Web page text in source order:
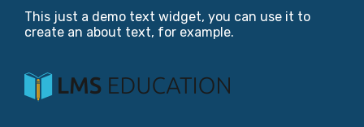
This just a demo text widget, you can use it to
create an about text, for example.